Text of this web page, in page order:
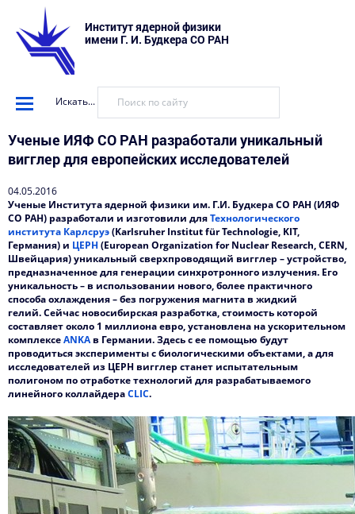
Институт ядерной физики
имени Г. И. Будкера СО РАН
Искать...
Ученые ИЯФ СО РАН разработали уникальный
вигглер для европейских исследователей
04.05.2016
Ученые Института ядерной физики им. Г.И. Будкера СО РАН (ИЯФ
СО РАН) разработали и изготовили дляТехнологического
института Карлсруэ(Karlsruher Institut für Technologie, KIT,
Германия) и ЦЕРН (European Organization for Nuclear Research, CERN,
Швейцария) уникальный сверхпроводящий вигглер – устройство,
предназначенное для генерации синхротронного излучения. Его
уникальность – в использовании нового, более практичного
способа охлаждения – без погружения магнита в жидкий
гелий.Сейчас новосибирская разработка, стоимость которой
составляет около 1 миллиона евро, установлена на ускорительном
комплексеANKAв Германии. Здесь с ее помощью будут
проводиться эксперименты с биологическими объектами, а для
исследователей из ЦЕРН вигглер станет испытательным
полигоном по отработке технологий для разрабатываемого
линейного коллайдераCLIC.